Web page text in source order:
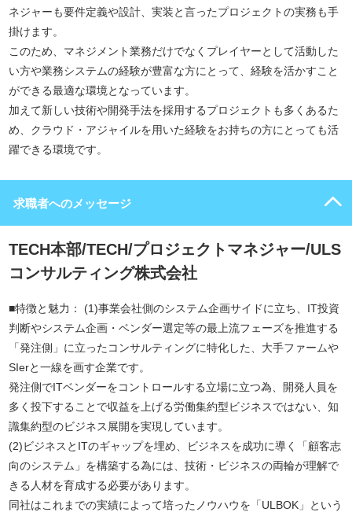
ネジャーも要件定義や設計、実装と言ったプロジェクトの実務も手
掛けます。
このため、マネジメント業務だけでなくプレイヤーとして活動した
い方や業務システムの経験が豊富な方にとって、経験を活かすこと
ができる最適な環境となっています。
加えて新しい技術や開発手法を採用するプロジェクトも多くあるた
め、クラウド・アジャイルを用いた経験をお持ちの方にとっても活
躍できる環境です。
求職者へのメッセージ
TECH本部/TECH/プロジェクトマネジャー/ULS
コンサルティング株式会社
■特徴と魅力： (1)事業会社側のシステム企画サイドに立ち、IT投資
判断やシステム企画・ベンダー選定等の最上流フェーズを推進する
「発注側」に立ったコンサルティングに特化した、大手ファームや
SIerと一線を画す企業です。
発注側でITベンダーをコントロールする立場に立つ為、開発人員を
多く投下することで収益を上げる労働集約型ビジネスではない、知
識集約型のビジネス展開を実現しています。
(2)ビジネスとITのギャップを埋め、ビジネスを成功に導く「顧客志
向のシステム」を構築する為には、技術・ビジネスの両輪が理解で
きる人材を育成する必要があります。
同社はこれまでの実績によって培ったノウハウを「ULBOK」という